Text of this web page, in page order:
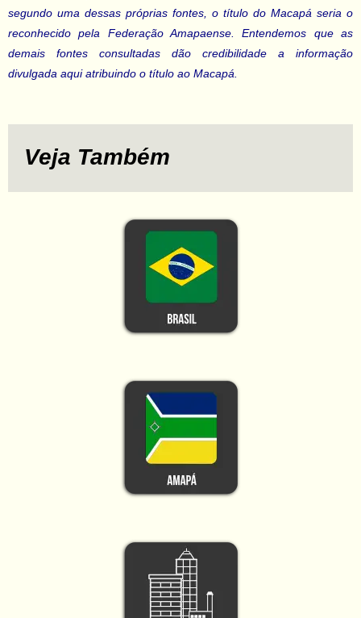
segundo uma dessas próprias fontes, o título do Macapá seria o
reconhecido pela Federação Amapaense. Entendemos que as
demais fontes consultadas dão credibilidade a informação
divulgada aqui atribuindo o título ao Macapá.
Veja Também